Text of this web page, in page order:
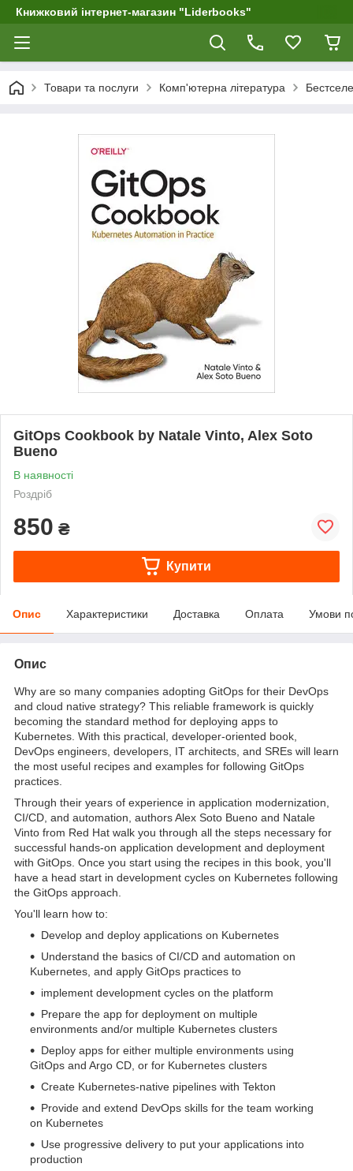
Книжковий інтернет-магазин "Liderbooks"
Товари та послуги Комп'ютерна література
GitOps Cookbook by Natale Vinto, Alex Soto
Bueno
В наявності
Роздріб
850 ₴
Купити
Опис Характеристики Доставка Оплата Умови
Опис
Why are so many companies adopting GitOps for their DevOps
and cloud native strategy? This reliable framework is quickly
becoming the standard method for deploying apps to
Kubernetes. With this practical, developer-oriented book,
DevOps engineers, developers, IT architects, and SREs will learn
the most useful recipes and examples for following GitOps
practices.
Through their years of experience in application modernization,
CI/CD, and automation, authors Alex Soto Bueno and Natale
Vinto from Red Hat walk you through all the steps necessary for
successful hands-on application development and deployment
with GitOps. Once you start using the recipes in this book, you'll
have a head start in development cycles on Kubernetes following
the GitOps approach.
You'll learn how to:
Develop and deploy applications on Kubernetes
Understand the basics of CI/CD and automation on
Kubernetes, and apply GitOps practices to
implement development cycles on the platform
Prepare the app for deployment on multiple
environments and/or multiple Kubernetes clusters
Deploy apps for either multiple environments using
GitOps and Argo CD, or for Kubernetes clusters
Create Kubernetes-native pipelines with Tekton
Provide and extend DevOps skills for the team working
on Kubernetes
Use progressive delivery to put your applications into
production